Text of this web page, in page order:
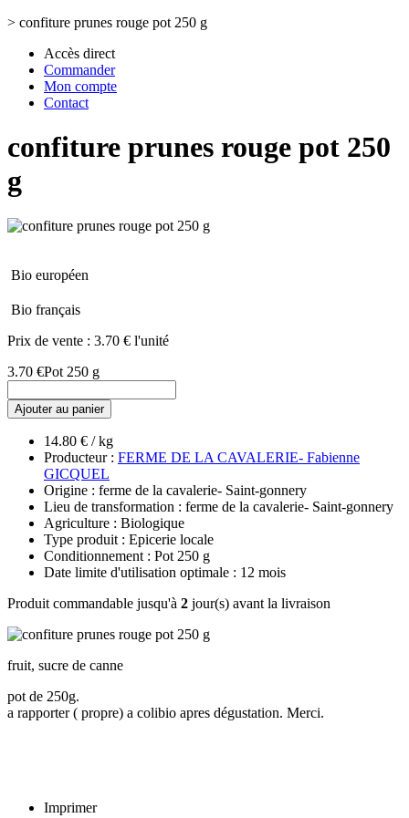
> confiture prunes rouge pot 250 g
Accès direct
Commander
Mon compte
Contact
confiture prunes rouge pot 250
g
Bio européen
Bio français
Prix de vente : 3.70 € l'unité
3.70 €Pot 250 g
Ajouter au panier
14.80 € / kg
Producteur : FERME DE LA CAVALERIE- Fabienne
GICQUEL
Origine : ferme de la cavalerie- Saint-gonnery
Lieu de transformation : ferme de la cavalerie- Saint-gonnery
Agriculture : Biologique
Type produit : Epicerie locale
Conditionnement : Pot 250 g
Date limite d'utilisation optimale : 12 mois
Produit commandable jusqu'à 2 jour(s) avant la livraison
fruit, sucre de canne
pot de 250g.
a rapporter ( propre) a colibio apres dégustation. Merci.
Imprimer